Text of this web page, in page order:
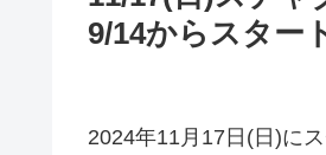
9/14からスター
2024年11⽉17⽇(日)に